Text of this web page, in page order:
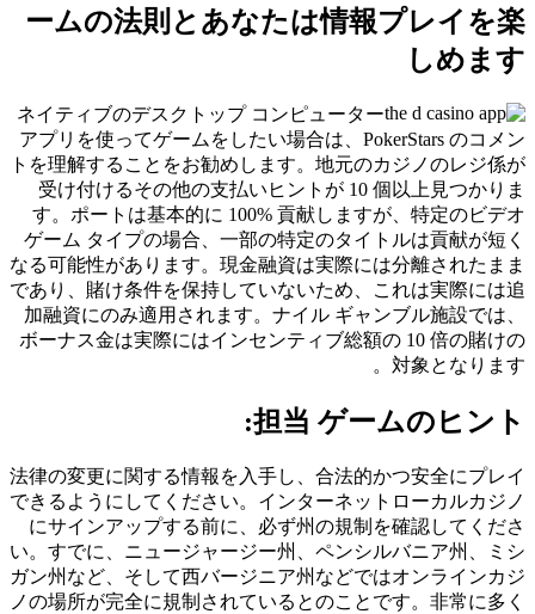
ームの法則とあなたは情報プレイを楽
しめます
ネイティブのデスクトップ コンピューター
アプリを使ってゲームをしたい場合は、PokerStars のコメン
トを理解することをお勧めします。地元のカジノのレジ係が
受け付けるその他の支払いヒントが 10 個以上見つかりま
す。ポートは基本的に 100% 貢献しますが、特定のビデオ
ゲーム タイプの場合、一部の特定のタイトルは貢献が短く
なる可能性があります。現金融資は実際には分離されたまま
であり、賭け条件を保持していないため、これは実際には追
加融資にのみ適用されます。ナイル ギャンブル施設では、
ボーナス金は実際にはインセンティブ総額の 10 倍の賭けの
対象となります。
担当 ゲームのヒント:
法律の変更に関する情報を入手し、合法的かつ安全にプレイ
できるようにしてください。インターネットローカルカジノ
にサインアップする前に、必ず州の規制を確認してくださ
い。すでに、ニュージャージー州、ペンシルバニア州、ミシ
ガン州など、そして西バージニア州などではオンラインカジ
ノの場所が完全に規制されているとのことです。非常に多く